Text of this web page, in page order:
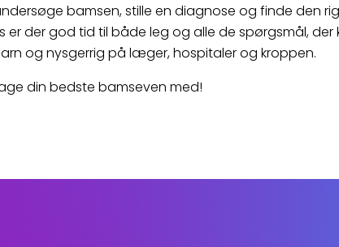
bamsen, stille en diagnose og finde den
er der god tid til både leg og alle de spørgsmål, der
og nysgerrig på læger, hospitaler og kroppen.
din bedste bamseven med!